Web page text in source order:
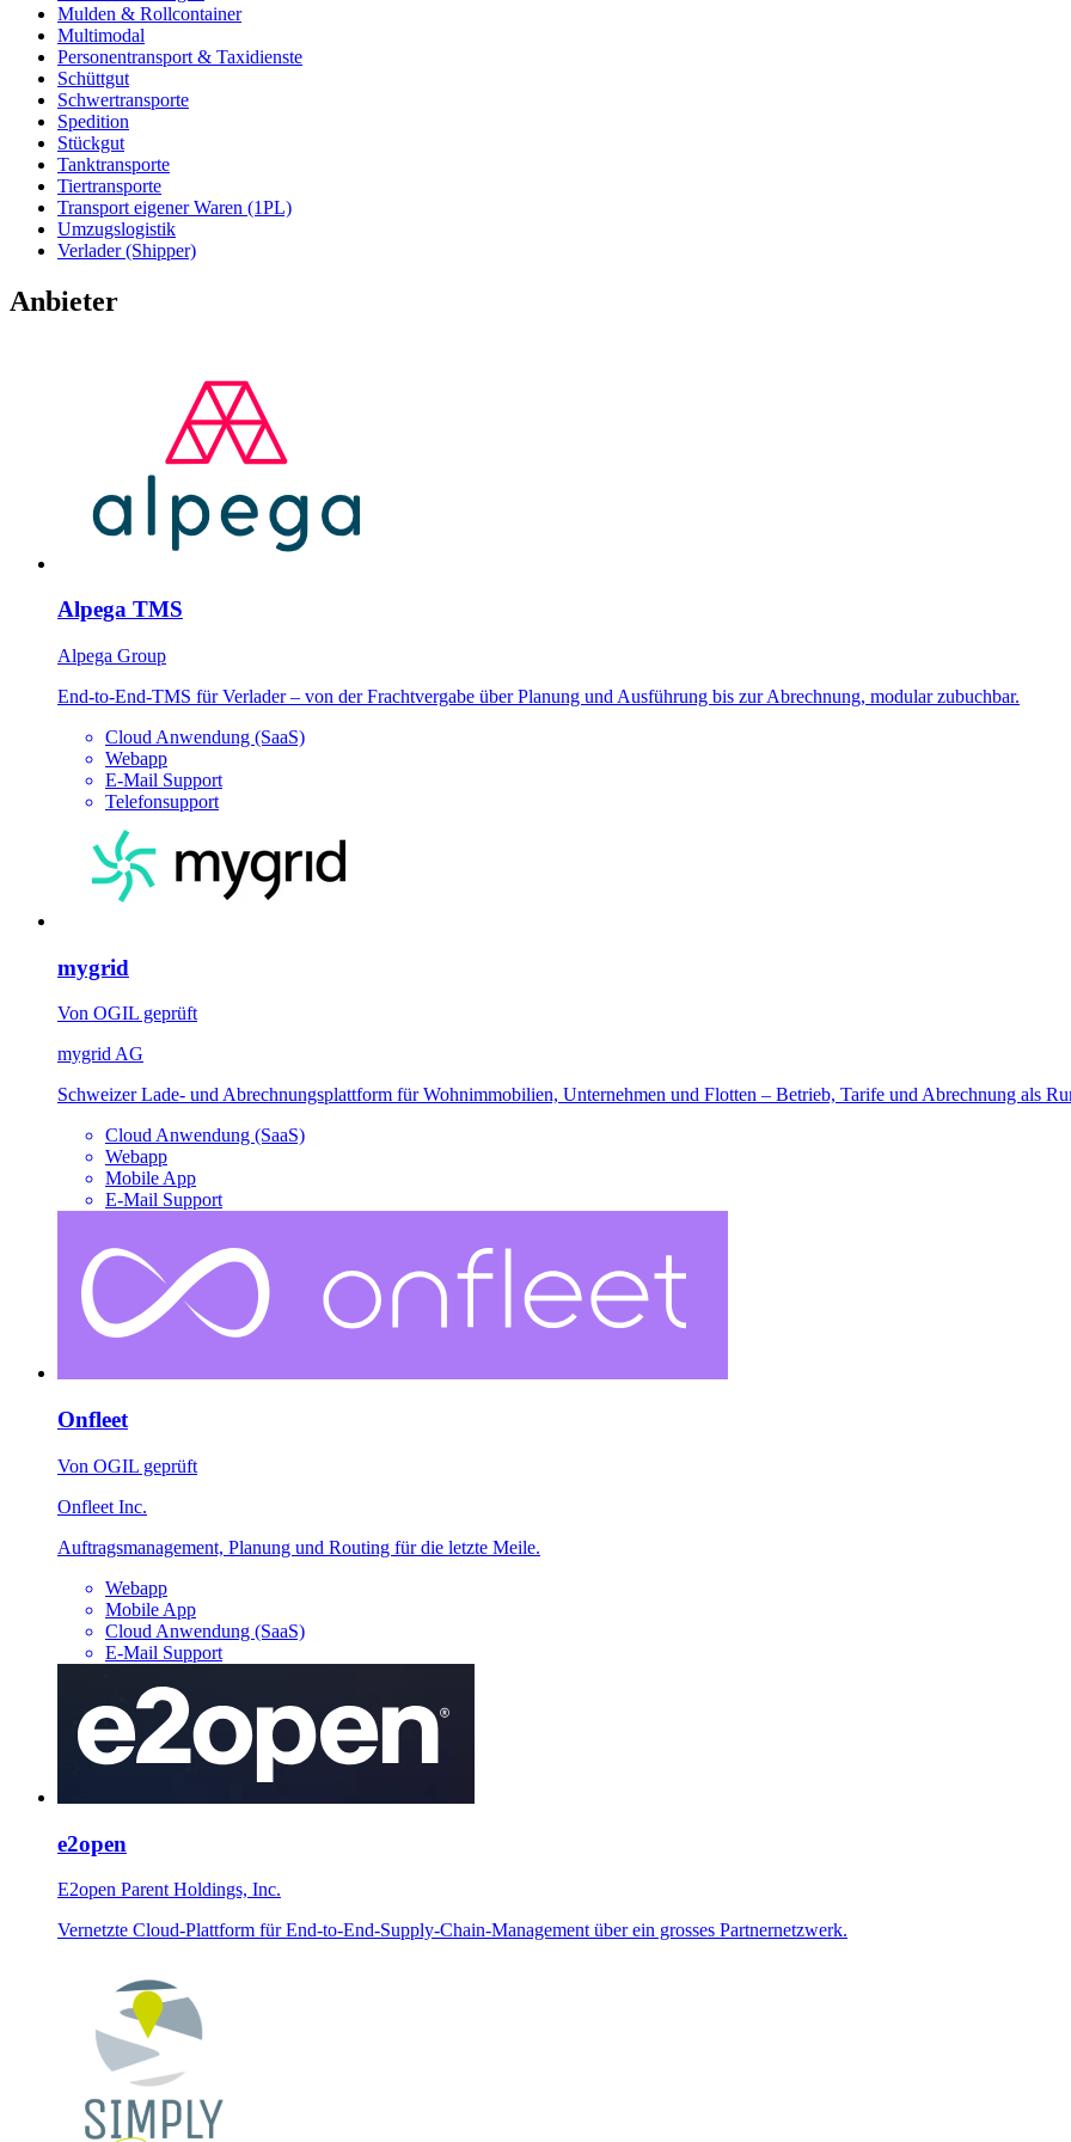
Mulden & Rollcontainer
Multimodal
Personentransport & Taxidienste
Schüttgut
Schwertransporte
Spedition
Stückgut
Tanktransporte
Tiertransporte
Transport eigener Waren (1PL)
Umzugslogistik
Verlader (Shipper)
Anbieter
Alpega TMS
Alpega Group
End-to-End-TMS für Verlader – von der Frachtvergabe über Planung und Ausführung bis zur Abrechnung, modular zubuchbar.
Cloud Anwendung (SaaS)
Webapp
E-Mail Support
Telefonsupport
mygrid
Von OGIL geprüft
mygrid AG
Schweizer Lade- und Abrechnungsplattform für Wohnimmobilien, Unternehmen und Flotten – Betrieb, Tarife und Abrechnung als
Cloud Anwendung (SaaS)
Webapp
Mobile App
E-Mail Support
Onfleet
Von OGIL geprüft
Onfleet Inc.
Auftragsmanagement, Planung und Routing für die letzte Meile.
Webapp
Mobile App
Cloud Anwendung (SaaS)
E-Mail Support
e2open
E2open Parent Holdings, Inc.
Vernetzte Cloud-Plattform für End-to-End-Supply-Chain-Management über ein grosses Partnernetzwerk.